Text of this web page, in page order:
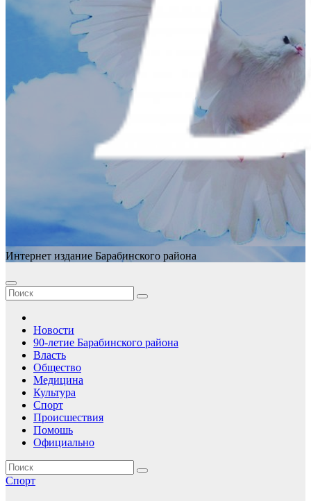
Интернет издание Барабинского района
Новости
90-летие Барабинского района
Власть
Общество
Медицина
Культура
Спорт
Происшествия
Помошь
Официально
Спорт